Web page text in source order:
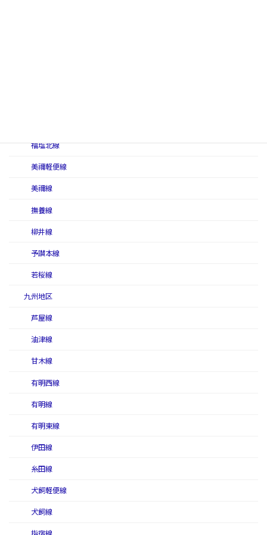
福塩北線
美禰軽便線
美禰線
撫養線
柳井線
予讃本線
若桜線
九州地区
芦屋線
油津線
甘木線
有明西線
有明線
有明東線
伊田線
糸田線
犬飼軽便線
犬飼線